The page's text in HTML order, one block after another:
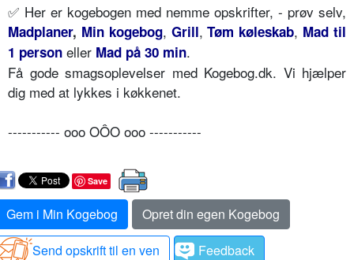
✅ Her er kogebogen med nemme opskrifter, - prøv selv,
Madplaner, Min kogebog, Grill,Tøm køleskab, Mad til
1 person eller Mad på 30 min.
Få gode smagsoplevelser med Kogebog.dk. Vi hjælper
dig med at lykkes i køkkenet.
----------- ooo OÔO ooo -----------
Save
Gem i Min Kogebog
Opret din egen Kogebog
Send opskrift til en ven
Feedback